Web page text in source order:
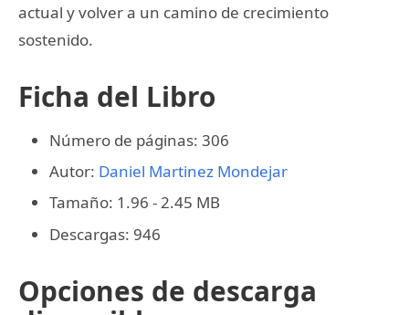
actual y volver a un camino de crecimiento
sostenido.
Ficha del Libro
Número de páginas: 306
Autor: Daniel Martinez Mondejar
Tamaño: 1.96 - 2.45 MB
Descargas: 946
Opciones de descarga